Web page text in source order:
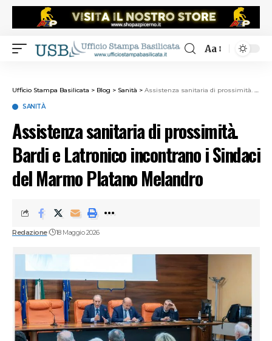
Aa
Ufficio Stampa Basilicata > Blog > Sanità > Assistenza sanitaria di prossimità. Bardi e Latronico incontrano i Sindaci del Marmo Platano Melandro
SANITÀ
Assistenza sanitaria di prossimità.
Bardi e Latronico incontrano i Sindaci
del Marmo Platano Melandro
Redazione 18 Maggio 2026